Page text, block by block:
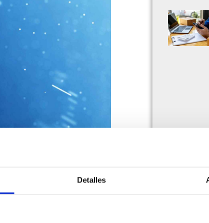
Detalles
que conocíamos.
tributario y